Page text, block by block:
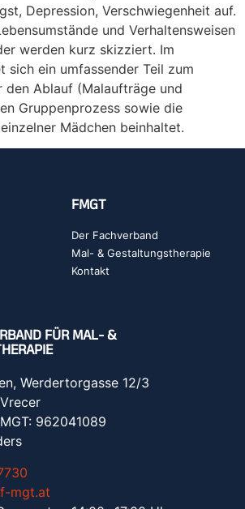
Depression, Verschwiegenheit auf.
und Verhaltensweisen
werden kurz skizziert. Im
sich ein umfassender Teil zum
den Ablauf (Malaufträge und
Gruppenprozess sowie die
Mädchen beinhaltet.
FMGT
Der Fachverband
Mal- & Gestaltungstherapie
Kontakt
FÜR MAL- &
Werdertorgasse 12/3
962041089
mgt.at